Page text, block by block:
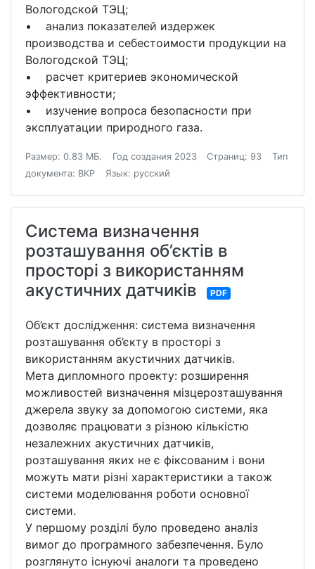
Вологодской ТЭЦ;
• анализ показателей издержек
производства и себестоимости продукции на
Вологодской ТЭЦ;
• расчет критериев экономической
эффективности;
• изучение вопроса безопасности при
эксплуатации природного газа.
Размер: 0.83 МБ. Год создания 2023 Страниц: 93
Тип
документа: ВКР
Язык: русский
Система визначення
розташування об’єктів в
просторі з використанням
акустичних датчиків
PDF
Об’єкт дослідження: система визначення
розташування об’єкту в просторі з
використанням акустичних датчиків.
Мета дипломного проекту: розширення
можливостей визначення мізцерозташування
джерела звуку за допомогою системи, яка
дозволяє працювати з різною кількістю
незалежних акустичних датчиків,
розташування яких не є фіксованим і вони
можуть мати різні характеристики а також
системи моделювання роботи основної
системи.
У першому розділі було проведено аналіз
вимог до програмного забезпечення. Було
розглянуто існуючі аналоги та проведено